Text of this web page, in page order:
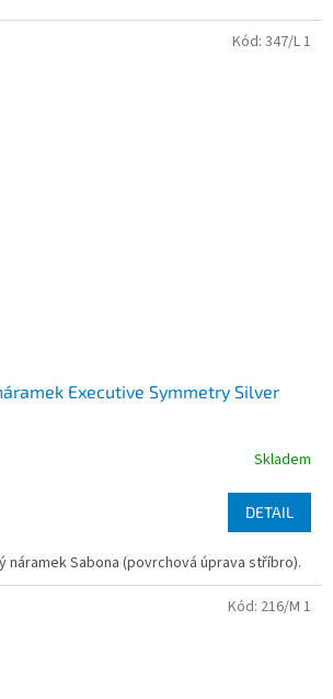
Executive Symmetry Silver
Skladem
DETAIL
Sabona (povrchová úprava stříbro).
Kód: 347/L 1
Kód: 216/M 1